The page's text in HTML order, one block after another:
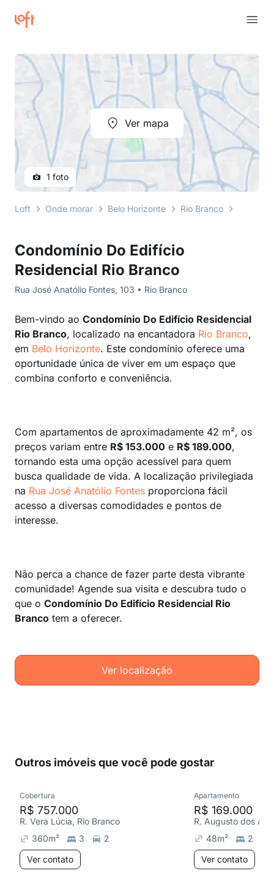
Condomínio Do Edifício
Residencial Rio Branco
Rua José Anatólio Fontes, 103 • Rio Branco
Bem-vindo ao Condomínio Do Edifício Residencial
Rio Branco, localizado na encantadora Rio Branco,
em Belo Horizonte. Este condomínio oferece uma
oportunidade única de viver em um espaço que
combina conforto e conveniência.
Com apartamentos de aproximadamente 42 m², os
preços variam entre R$ 153.000 e R$ 189.000,
tornando esta uma opção acessível para quem
busca qualidade de vida. A localização privilegiada
na Rua José Anatólio Fontes proporciona fácil
acesso a diversas comodidades e pontos de
interesse.
Não perca a chance de fazer parte desta vibrante
comunidade! Agende sua visita e descubra tudo o
que o Condomínio Do Edifício Residencial Rio
Branco tem a oferecer.
Ver localização
Ver mapa
1 foto
Loft Onde morar Belo Horizonte Rio Branco
Outros imóveis que você pode gostar
Cobertura
R$ 757.000
R. Vera Lúcia, Rio Branco
360m² 3
2
Ver contato
Apartamento
R$ 169.000
R. Augusto dos
48m² 2
Ver contato